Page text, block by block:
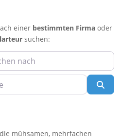
einer bestimmten Firmaoder
suchen:
Entfernung
mühsamen, mehrfachen